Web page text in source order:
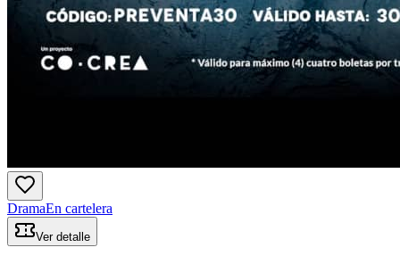
DramaEn cartelera
Ver detalle